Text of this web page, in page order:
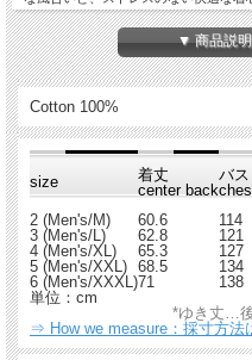
首元、袖、脇、裾には針抜きフライ
く、各パーツの色落ちもしっかりと楽
⇒ インディゴ はこちら
▼ 商品説
Cotton 100%
size
着丈
center back
バス
2 (Men's/M)
60.6 114
3 (Men's/L)
62.8 121
4 (Men's/XL)
65.3 127
5 (Men's/XXL) 68.5 134
6 (Men's/XXXL)71 138
単位：cm
*ゆき丈…
⇒ How we measure：採寸方法